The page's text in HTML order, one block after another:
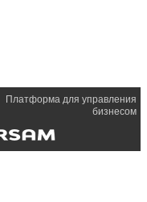
Платформа для управления
бизнесом